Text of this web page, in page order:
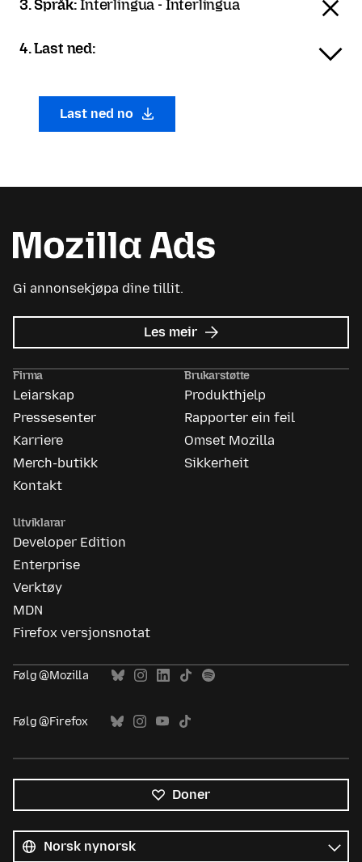
3. Språk:Interlingua - Interlingua
4. Last ned:
Last ned no
Gi annonsekjøpa dine tillit.
Les meir om
Mozilla
Firma
Leiarskap
Pressesenter
Karriere
Merch-butikk
Kontakt
Brukarstøtte
Produkthjelp
Rapporter ein feil
Omset Mozilla
Sikkerheit
Utviklarar
Developer Edition
Enterprise
Verktøy
MDN
Firefox versjonsnotat
Følg @Mozilla
Følg @Firefox
Doner
språk
Språk